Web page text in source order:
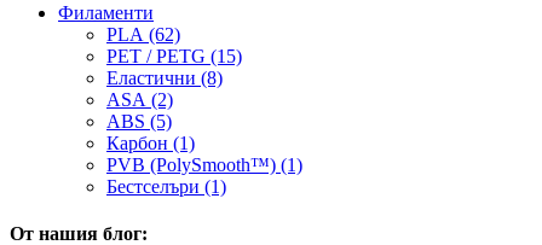
Филаменти
PLA (62)
PET / PETG (15)
Еластични (8)
ASA (2)
ABS (5)
Карбон (1)
PVB (PolySmooth™) (1)
Бестселъри (1)
От нашия блог: